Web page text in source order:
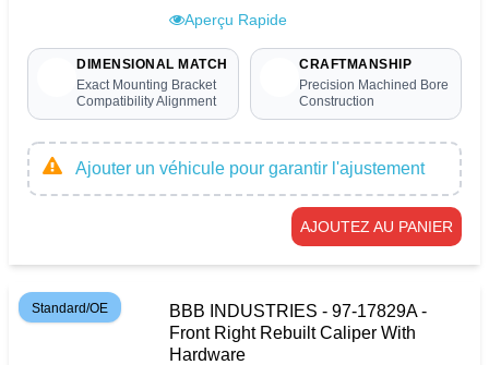
Aperçu Rapide
DIMENSIONAL MATCH
Exact Mounting Bracket
Compatibility Alignment
CRAFTMANSHIP
Precision Machined Bore
Construction
Ajouter un véhicule pour garantir l'ajustement
AJOUTEZ AU PANIER
Standard/OE
BBB INDUSTRIES - 97-17829A -
Front Right Rebuilt Caliper With
Hardware